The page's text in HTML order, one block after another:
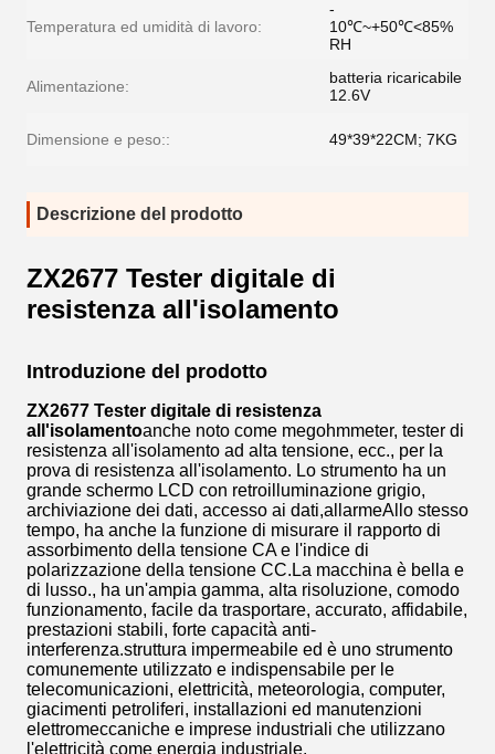
Temperatura ed umidità di lavoro:
-
10℃~+50℃<85%
RH
Alimentazione:
batteria ricaricabile
12.6V
Dimensione e peso:: 49*39*22CM; 7KG
Descrizione del prodotto
ZX2677 Tester digitale di
resistenza all'isolamento
Introduzione del prodotto
ZX2677 Tester digitale di resistenza
all'isolamentoanche noto come megohmmeter, tester di
resistenza all'isolamento ad alta tensione, ecc., per la
prova di resistenza all'isolamento. Lo strumento ha un
grande schermo LCD con retroilluminazione grigio,
archiviazione dei dati, accesso ai dati,allarmeAllo stesso
tempo, ha anche la funzione di misurare il rapporto di
assorbimento della tensione CA e l'indice di
polarizzazione della tensione CC.La macchina è bella e
di lusso., ha un'ampia gamma, alta risoluzione, comodo
funzionamento, facile da trasportare, accurato, affidabile,
prestazioni stabili, forte capacità anti-
interferenza.struttura impermeabile ed è uno strumento
comunemente utilizzato e indispensabile per le
telecomunicazioni, elettricità, meteorologia, computer,
giacimenti petroliferi, installazioni ed manutenzioni
elettromeccaniche e imprese industriali che utilizzano
l'elettricità come energia industriale.